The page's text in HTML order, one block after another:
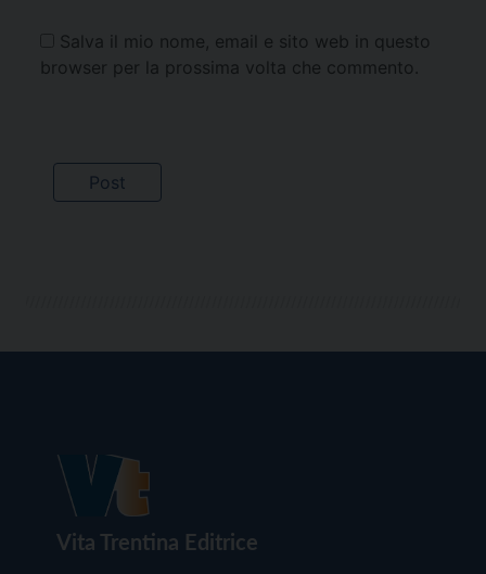
Salva il mio nome, email e sito web in questo
browser per la prossima volta che commento.
Vita Trentina Editrice